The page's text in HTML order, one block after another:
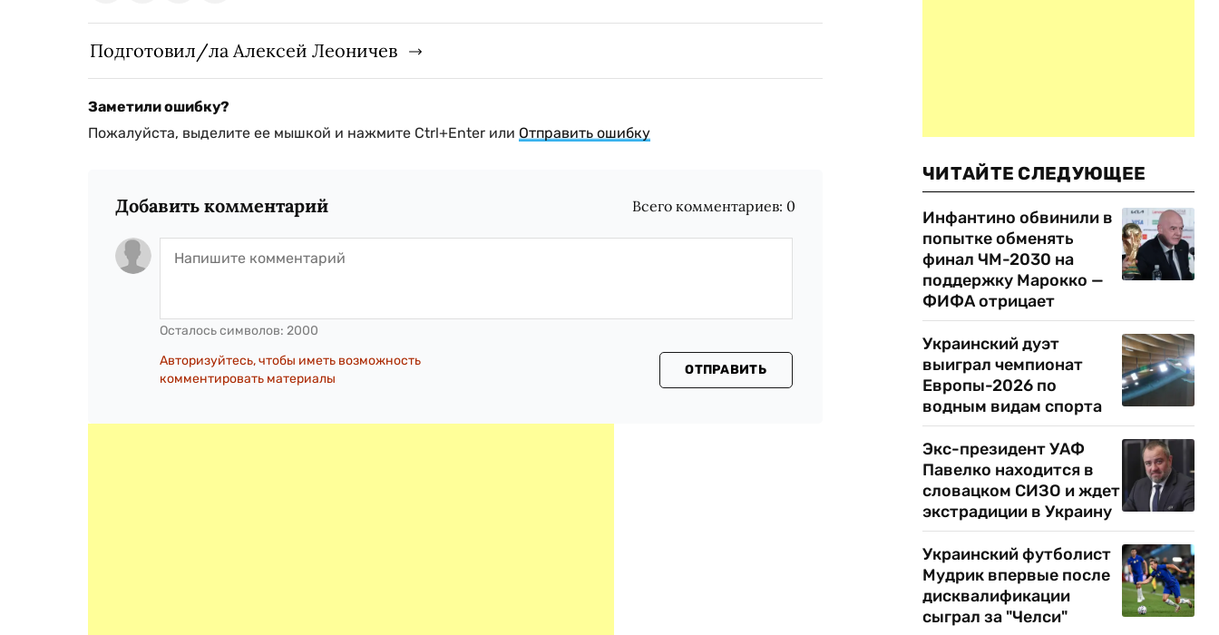
Подготовил/ла Алексей Леоничев
Заметили ошибку?
Пожалуйста, выделите ее мышкой и нажмите Ctrl+Enter или Отправить ошибку
Добавить комментарий Всего комментариев: 0
Осталось символов: 2000
Авторизуйтесь, чтобы иметь возможность
комментировать материалы
ОТПРАВИТЬ
ЧИТАЙТЕ СЛЕДУЮЩЕЕ
Инфантино обвинили в
попытке обменять
финал ЧМ-2030 на
поддержку Марокко —
ФИФА отрицает
Украинский дуэт
выиграл чемпионат
Европы-2026 по
водным видам спорта
Экс-президент УАФ
Павелко находится в
словацком СИЗО и ждет
экстрадиции в Украину
Украинский футболист
Мудрик впервые после
дисквалификации
сыграл за "Челси"